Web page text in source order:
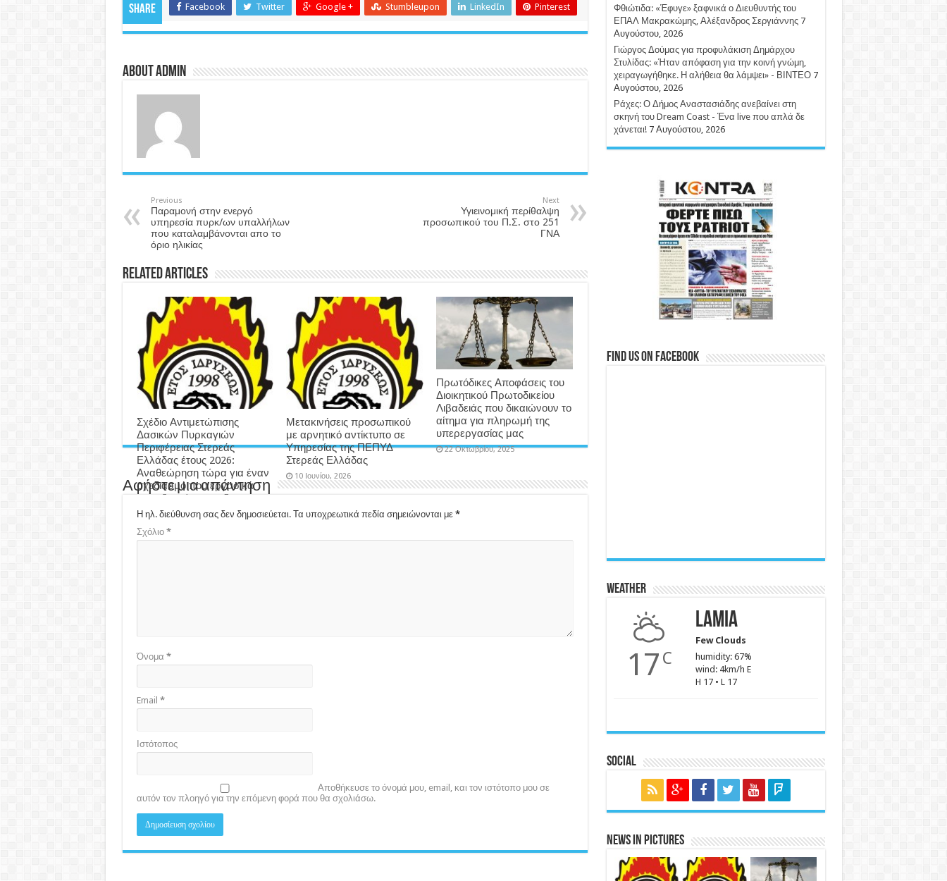
Share Facebook Twitter Google + Stumbleupon LinkedIn Pinterest
About admin
Previous
Παραμονή στην ενεργό
υπηρεσία πυρκ/ων υπαλλήλων
που καταλαμβάνονται απο το
όριο ηλικίας
Next
Υγιεινομική περίθαλψη
προσωπικού του Π.Σ. στο 251
ΓΝΑ
Related Articles
Σχέδιο Αντιμετώπισης
Δασικών Πυρκαγιών
Περιφέρειας Στερεάς
Ελλάδας έτους 2026:
Αναθεώρηση τώρα για έναν
σχεδιασμό που εργασικά
μας εξοντώνει και δεν
δύναται να υλοποιηθεί…
3 εβδομάδες ago
Μετακινήσεις προσωπικού
με αρνητικό αντίκτυπο σε
Υπηρεσίας της ΠΕΠΥΔ
Στερεάς Ελλάδας
10 Ιουνίου, 2026
Πρωτόδικες Αποφάσεις του
Διοικητικού Πρωτοδικείου
Λιβαδειάς που δικαιώνουν το
αίτημα για πληρωμή της
υπερεργασίας μας
22 Οκτωβρίου, 2025
Αφήστε μια απάντηση
Η ηλ. διεύθυνση σας δεν δημοσιεύεται. Τα υποχρεωτικά πεδία σημειώνονται με *
Σχόλιο *
Όνομα *
Email *
Ιστότοπος
Αποθήκευσε το όνομά μου, email, και τον ιστότοπο μου σε
αυτόν τον πλοηγό για την επόμενη φορά που θα σχολιάσω.
Φθιώτιδα: «Έφυγε» ξαφνικά ο Διευθυντής του
ΕΠΑΛ Μακρακώμης, Αλέξανδρος Σεργιάννης 7
Αυγούστου, 2026
Γιώργος Δούμας για προφυλάκιση Δημάρχου
Στυλίδας: «Ήταν απόφαση για την κοινή γνώμη,
χειραγωγήθηκε. Η αλήθεια θα λάμψει» - ΒΙΝΤΕΟ 7
Αυγούστου, 2026
Ράχες: Ο Δήμος Αναστασιάδης ανεβαίνει στη
σκηνή του Dream Coast - Ένα live που απλά δε
χάνεται! 7 Αυγούστου, 2026
Find us on Facebook
Weather
17 C
Lamia
Few Clouds
humidity: 67%
wind: 4km/h E
H 17 • L 17
Social
News in Pictures